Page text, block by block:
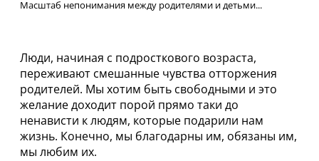
Масштаб непонимания между родителями и детьми...
Люди, начиная с подросткового возраста,
переживают смешанные чувства отторжения
родителей. Мы хотим быть свободными и это
желание доходит порой прямо таки до
ненависти к людям, которые подарили нам
жизнь. Конечно, мы благодарны им, обязаны им,
мы любим их.